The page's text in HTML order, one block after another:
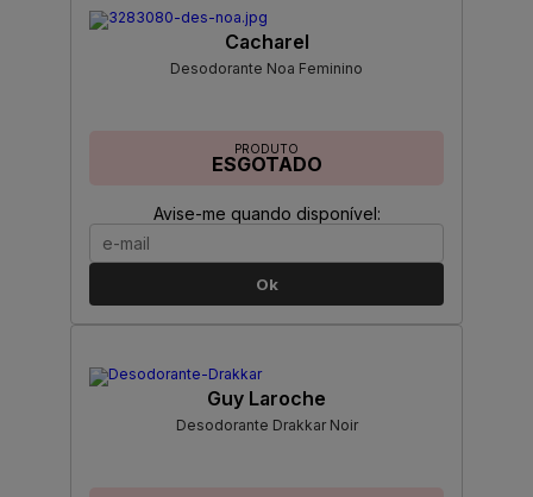
Cacharel
Desodorante Noa Feminino
PRODUTO
ESGOTADO
Avise-me quando disponível:
Ok
Guy Laroche
Desodorante Drakkar Noir